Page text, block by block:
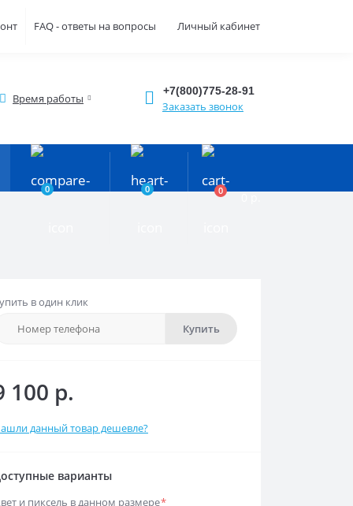
FAQ - ответы на вопросы Личный кабинет
Время работы
+7(800)775-28-91
Заказать звонок
0 0 0
в один клик
Купить
100 р.
данный товар дешевле?
варианты
и пиксель в данном размере*